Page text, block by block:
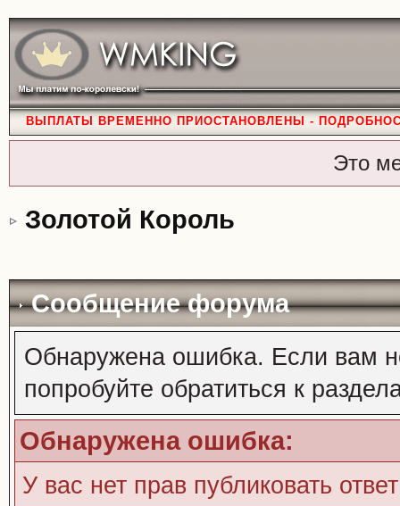
ВЫПЛАТЫ ВРЕМЕННО ПРИОСТАНОВЛЕНЫ -
Это
Золотой Король
Сообщение форума
Обнаружена ошибка. Если вам
попробуйте обратиться к
Обнаружена ошибка:
У вас нет прав публиковать